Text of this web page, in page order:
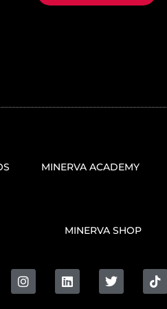
MINERVA ACADEMY
MINERVA SHOP